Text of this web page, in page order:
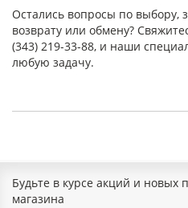
Остались вопросы по выбору,
возврату или обмену?
(343) 219-33-88, и наши
любую задачу.
Будьте в курсе акций и новых
магазина